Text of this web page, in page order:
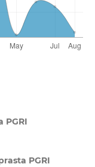
PGRI
PGRI